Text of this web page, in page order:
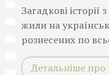
Загадкові
жили на
рознесених по
Детальніше про